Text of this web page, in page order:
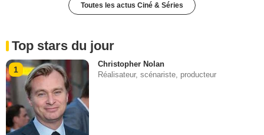
Toutes les actus Ciné & Séries
Top stars du jour
1
Christopher Nolan
Réalisateur, scénariste, producteur